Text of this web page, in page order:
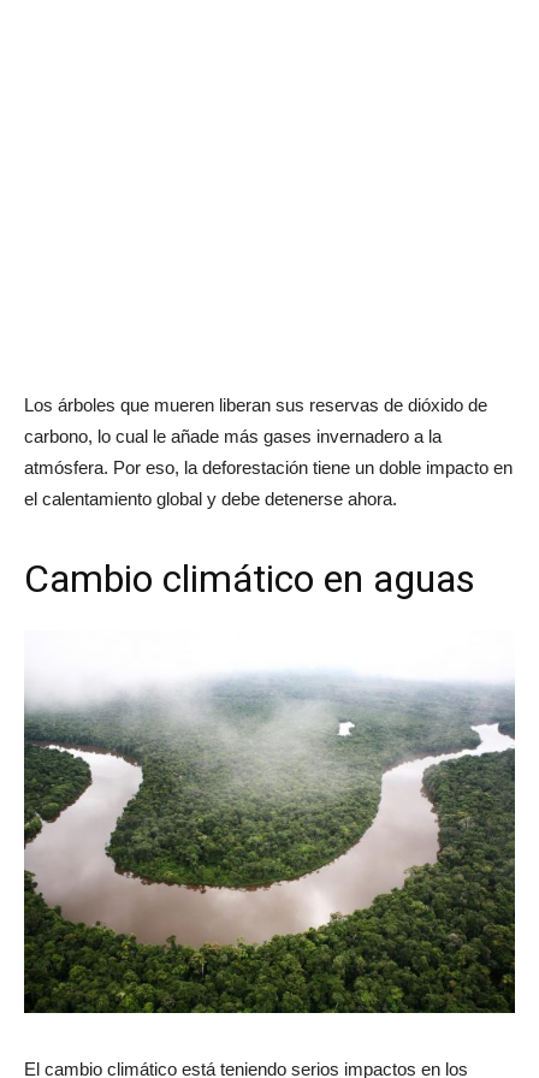
Los árboles que mueren liberan sus reservas de dióxido de
carbono, lo cual le añade más gases invernadero a la
atmósfera. Por eso, la deforestación tiene un doble impacto en
el calentamiento global y debe detenerse ahora.
Cambio climático en aguas
El cambio climático está teniendo serios impactos en los